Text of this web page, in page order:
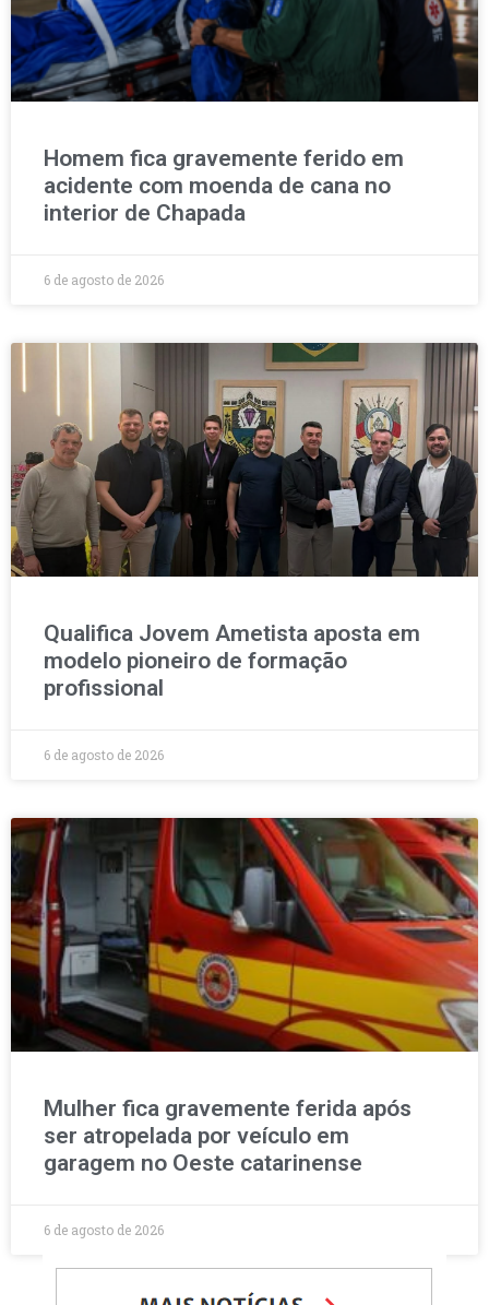
Homem fica gravemente ferido em
acidente com moenda de cana no
interior de Chapada
6 de agosto de 2026
Qualifica Jovem Ametista aposta em
modelo pioneiro de formação
profissional
6 de agosto de 2026
Mulher fica gravemente ferida após
ser atropelada por veículo em
garagem no Oeste catarinense
6 de agosto de 2026